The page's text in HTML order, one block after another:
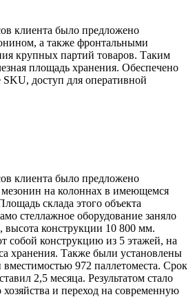
клиента было предложено
а также фронтальными
крупных партий товаров. Таким
площадь хранения. Обеспечено
доступ для оперативной
клиента было предложено
на колоннах в имеющемся
склада этого объекта
стеллажное оборудование заняло
высота конструкции 10 800 мм.
собой конструкцию из 5 этажей, на
хранения. Также были установлены
972 паллетоместа. Срок
2,5 месяца. Результатом стало
хозяйства и переход на современную